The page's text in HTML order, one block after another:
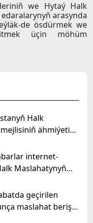
we Hytaý Halk
arasynda
de ösdürmek we
üçin möhüm
Halk
ähmiýetine
maslahat geçirildi
internet-
Maslahatynyň
geçirilen
maslahat beriş